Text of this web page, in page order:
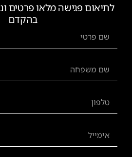
לתיאום פגישה מלאו פרטים
בהקדם